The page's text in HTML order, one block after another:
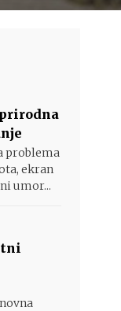
problema
ekran
umor...